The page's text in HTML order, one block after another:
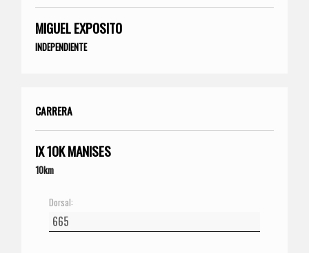
MIGUEL EXPOSITO
INDEPENDIENTE
CARRERA
IX 10K MANISES
10km
Dorsal: